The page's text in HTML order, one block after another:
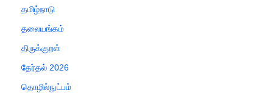
தமிழ்நாடு
தலையங்கம்
திருக்குறள்
தேர்தல் 2026
தொழில்நுட்பம்